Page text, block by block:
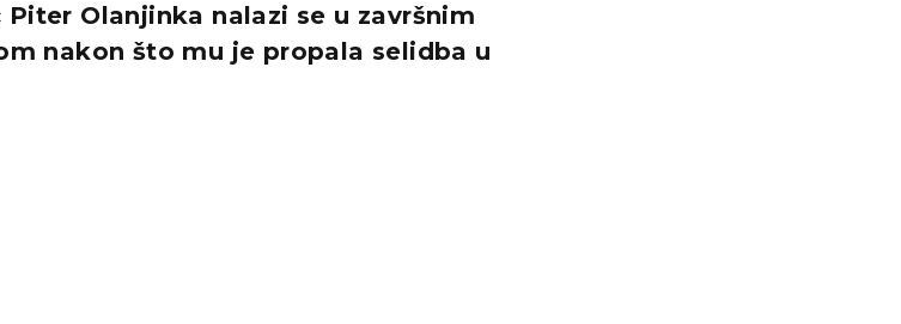
Olanjinka nalazi se u završnim
nakon što mu je propala selidba u